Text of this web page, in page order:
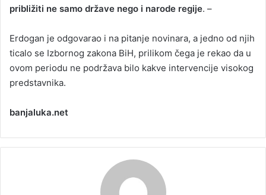
približiti ne samo države nego i narode regije. –
Erdogan je odgovarao i na pitanje novinara, a jedno od njih
ticalo se Izbornog zakona BiH, prilikom čega je rekao da u
ovom periodu ne podržava bilo kakve intervencije visokog
predstavnika.
banjaluka.net